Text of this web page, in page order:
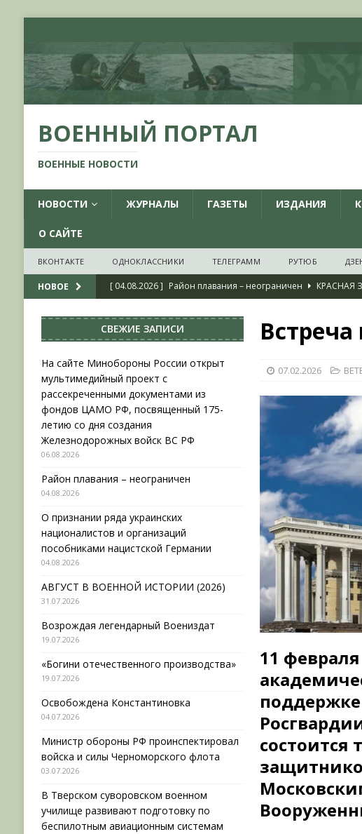
ВОЕННЫЙ ПОРТАЛ
ВОЕННЫЕ НОВОСТИ
НОВОСТИ ЖУРНАЛЫ ГАЗЕТЫ ИЗДАНИЯ
О САЙТЕ
ВКОНТАКТЕ ОДНОКЛАССНИКИ ТЕЛЕГРАММ РУТЮБ
НОВОЕ [ 04.08.2026 ] Район плавания – неограничен
КРАСНАЯ
НОВОСТИ
[ 31.07.2026 ]
[ 19.07.2026 ]
[ 06.08.2026 ] На сайте Минобороны России открыт
фондов ЦАМО РФ, посвященный 175-летию со дня
07.02.2026
11
состоится
СВЕЖИЕ ЗАПИСИ
На сайте Минобороны России открыт
мультимедийный проект с
рассекреченными документами из
фондов ЦАМО РФ, посвященный 175-
летию со дня создания
Железнодорожных войск ВС РФ
06.08.2026
Район плавания – неограничен
04.08.2026
О признании ряда украинских
националистов и организаций
пособниками нацистской Германии
04.08.2026
АВГУСТ В ВОЕННОЙ ИСТОРИИ (2026)
31.07.2026
Возрождая легендарный Воениздат
19.07.2026
«Богини отечественного производства»
19.07.2026
Освобождена Константиновка
04.07.2026
Министр обороны РФ проинспектировал
войска и силы Черноморского флота
03.07.2026
В Тверском суворовском военном
училище развивают подготовку по
беспилотным авиационным системам